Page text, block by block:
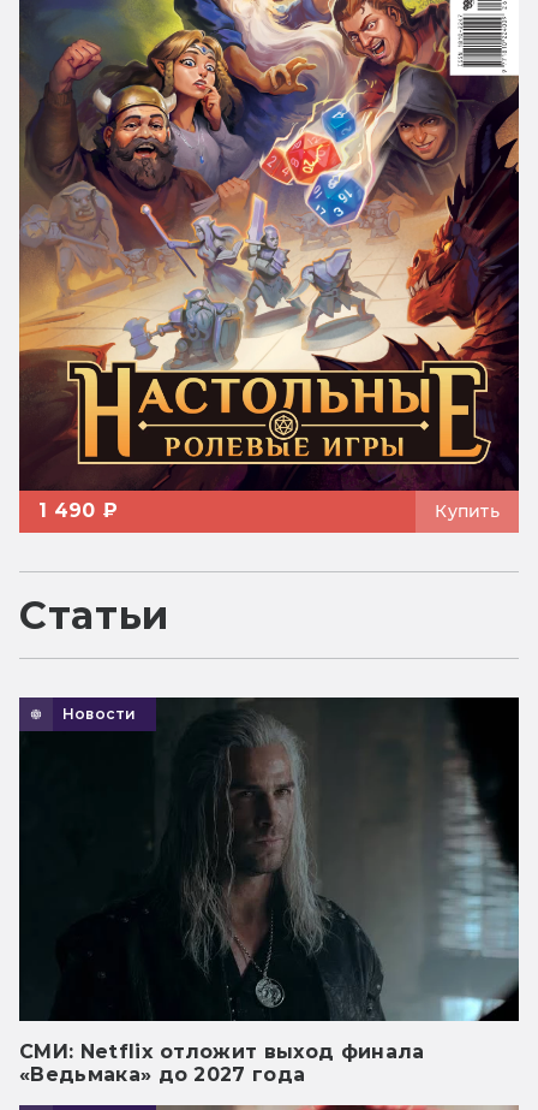
1 490 ₽ Купить
Статьи
Новости
СМИ: Netflix отложит выход финала
«Ведьмака» до 2027 года